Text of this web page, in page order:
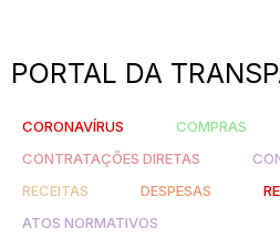
PORTAL DA
CORONAVÍRUS
COMPRAS
CONTRATAÇÕES DIRETAS
RECEITAS
DESPESAS
ATOS NORMATIVOS